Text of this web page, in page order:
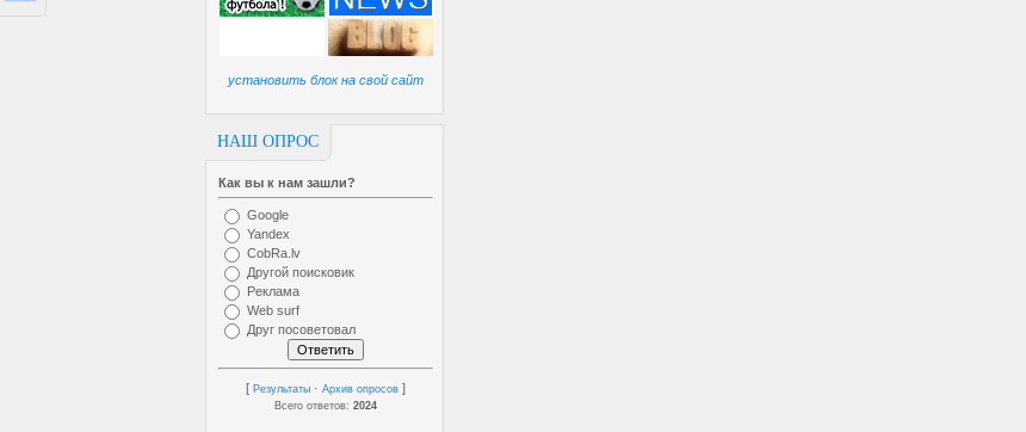
установить блок на свой сайт
НАШ ОПРОС
Как вы к нам зашли?
Google
Yandex
CobRa.lv
Другой поисковик
Реклама
Web surf
Друг посоветовал
[ Результаты · Архив опросов ]
Всего ответов: 2024